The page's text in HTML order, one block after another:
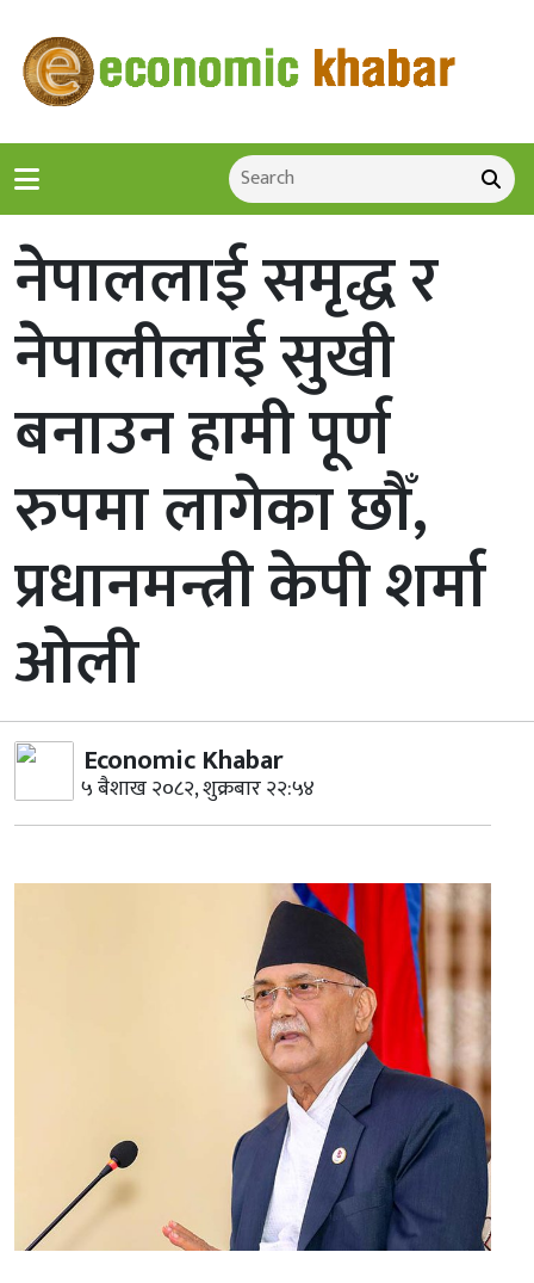
नेपाललाई समृद्ध र
नेपालीलाई सुखी
बनाउन हामी पूर्ण
रुपमा लागेका छौँ,
प्रधानमन्त्री केपी शर्मा
ओली
Economic Khabar
५ बैशाख २०८२, शुक्रबार २२:५४